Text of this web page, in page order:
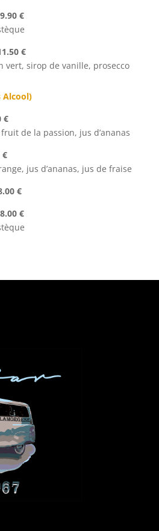
€
€
vert, sirop de vanille, prosecco
Alcool)
€
de la passion, jus d’ananas
€
jus d’ananas, jus de fraise
€
€